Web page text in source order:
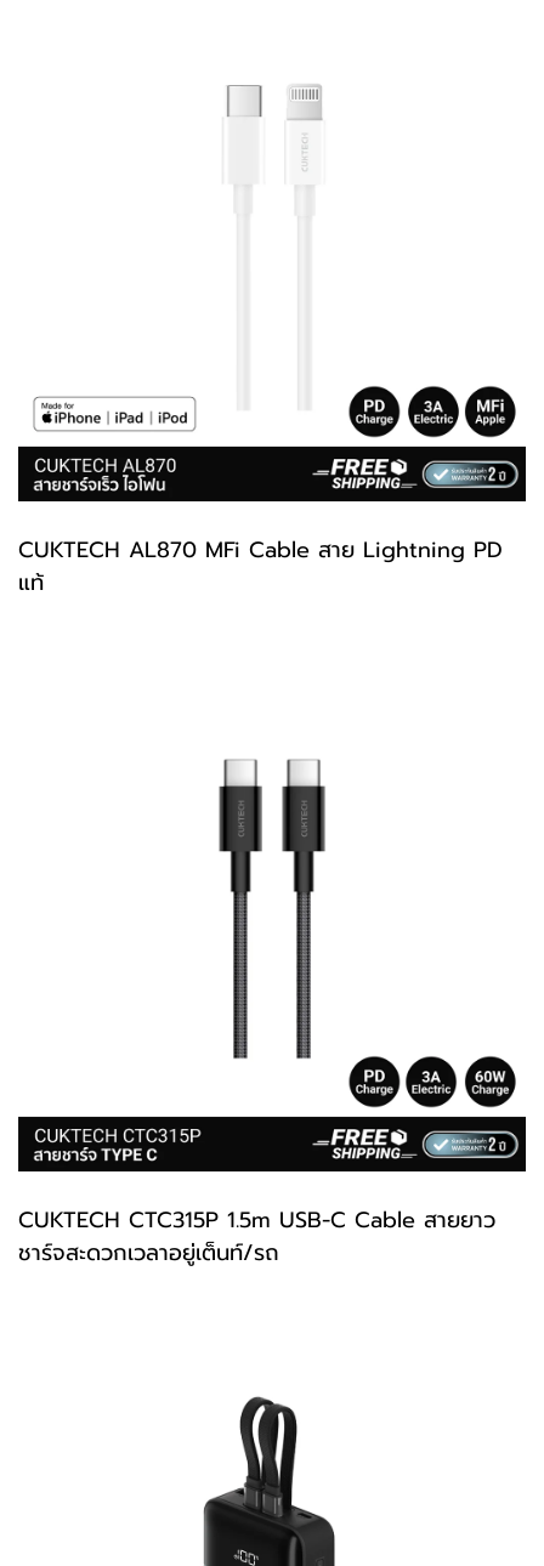
CUKTECH AL870 MFi Cable สาย Lightning PD
แท้
CUKTECH CTC315P 1.5m USB-C Cable สายยาว
ชาร์จสะดวกเวลาอยู่เต็นท์/รถ